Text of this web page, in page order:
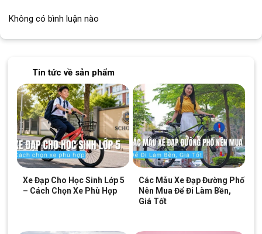
Không có bình luận nào
Tin tức về sản phẩm
Xe Đạp Cho Học Sinh Lớp 5
– Cách Chọn Xe Phù Hợp
Các Mẫu Xe Đạp Đường Phố
Nên Mua Để Đi Làm Bền,
Giá Tốt